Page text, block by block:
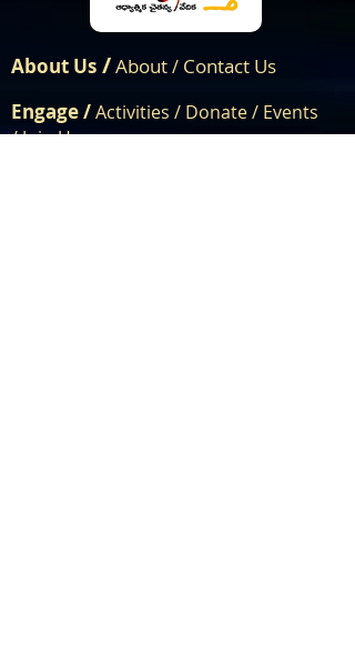
About Us /About/ Contact Us
Engage /Activities / Donate / Events
/Join Us